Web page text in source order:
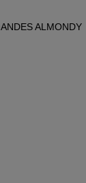
ALMONDY